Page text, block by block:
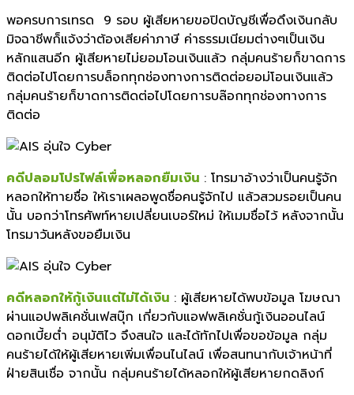
พอครบการเทรด 9 รอบ ผู้เสียหายขอปิดบัญชีเพื่อดึงเงินกลับ
มิจฉาชีพก็แจ้งว่าต้องเสียค่าภาษี ค่าธรรมเนียมต่างๆเป็นเงิน
หลักแสนอีก ผู้เสียหายไม่ยอมโอนเงินแล้ว กลุ่มคนร้ายก็ขาดการ
ติดต่อไปโดยการบล็อกทุกช่องทางการติดต่อยอม่โอนเงินแล้ว
กลุ่มคนร้ายก็ขาดการติดต่อไปโดยการบล๊อกทุกช่องทางการ
ติดต่อ
คดีปลอมโปรไฟล์เพื่อหลอกยืมเงิน : โทรมาอ้างว่าเป็นคนรู้จัก
หลอกให้ทายชื่อ ให้เราเผลอพูดชื่อคนรู้จักไป แล้วสวมรอยเป็นคน
นั้น บอกว่าโทรศัพท์หายเปลี่ยนเบอร์ใหม่ ให้เมมชื่อไว้ หลังจากนั้น
โทรมาวันหลังขอยืมเงิน
คดีหลอกให้กู้เงินแต่ไม่ได้เงิน : ผู้เสียหายได้พบข้อมูล โฆษณา
ผ่านแอปพลิเคชั่นเฟสบุ๊ก เกี่ยวกับแอฟพลิเคชั่นกู้เงินออนไลน์
ดอกเบี้ยต่ำ อนุมัติไว จึงสนใจ และได้ทักไปเพื่อขอข้อมูล กลุ่ม
คนร้ายได้ให้ผู้เสียหายเพิ่มเพื่อนไนไลน์ เพื่อสนทนากับเจ้าหน้าที่
ฝ่ายสินเชื่อ จากนั้น กลุ่มคนร้ายได้หลอกให้ผู้เสียหายกดลิงก์